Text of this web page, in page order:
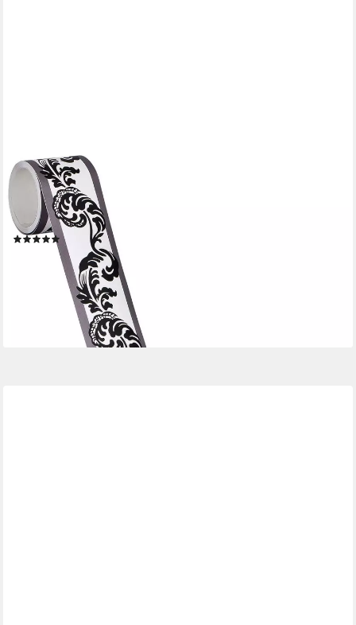
A.S. CRÉATION
Bordüre Only Borders 11, glatt, floral, gemustert, geblümt,
Bordüre selbstklebend Papier Wand Decke Schräge Borte
Wohnzimmer Optik
(1)
UVP
23,95 €
(61,80 €/ 1 qm)
lieferbar - in 4-5 Werktagen bei dir